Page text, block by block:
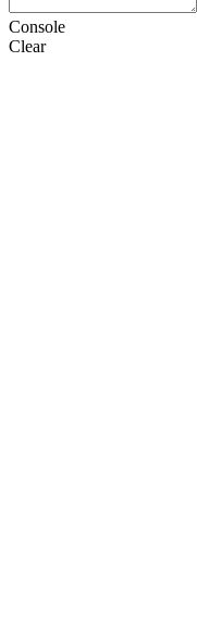
Console
Clear